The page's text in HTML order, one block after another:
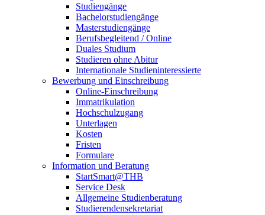
Studiengänge
Bachelorstudiengänge
Masterstudiengänge
Berufsbegleitend / Online
Duales Studium
Studieren ohne Abitur
Internationale Studieninteressierte
Bewerbung und Einschreibung
Online-Einschreibung
Immatrikulation
Hochschulzugang
Unterlagen
Kosten
Fristen
Formulare
Information und Beratung
StartSmart@THB
Service Desk
Allgemeine Studienberatung
Studierendensekretariat